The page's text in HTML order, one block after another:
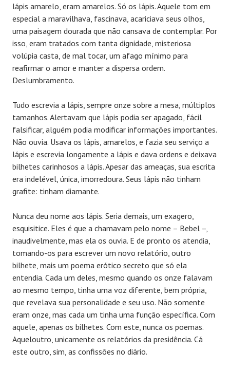
lápis amarelo, eram amarelos. Só os lápis. Aquele tom em
especial a maravilhava, fascinava, acariciava seus olhos,
uma paisagem dourada que não cansava de contemplar. Por
isso, eram tratados com tanta dignidade, misteriosa
volúpia casta, de mal tocar, um afago mínimo para
reafirmar o amor e manter a dispersa ordem.
Deslumbramento.
Tudo escrevia a lápis, sempre onze sobre a mesa, múltiplos
tamanhos. Alertavam que lápis podia ser apagado, fácil
falsificar, alguém podia modificar informações importantes.
Não ouvia. Usava os lápis, amarelos, e fazia seu serviço a
lápis e escrevia longamente a lápis e dava ordens e deixava
bilhetes carinhosos a lápis. Apesar das ameaças, sua escrita
era indelével, única, imorredoura. Seus lápis não tinham
grafite: tinham diamante.
Nunca deu nome aos lápis. Seria demais, um exagero,
esquisitice. Eles é que a chamavam pelo nome – Bebel –,
inaudivelmente, mas ela os ouvia. E de pronto os atendia,
tomando-os para escrever um novo relatório, outro
bilhete, mais um poema erótico secreto que só ela
entendia. Cada um deles, mesmo quando os onze falavam
ao mesmo tempo, tinha uma voz diferente, bem própria,
que revelava sua personalidade e seu uso. Não somente
eram onze, mas cada um tinha uma função específica. Com
aquele, apenas os bilhetes. Com este, nunca os poemas.
Aqueloutro, unicamente os relatórios da presidência. Cá
este outro, sim, as confissões no diário.